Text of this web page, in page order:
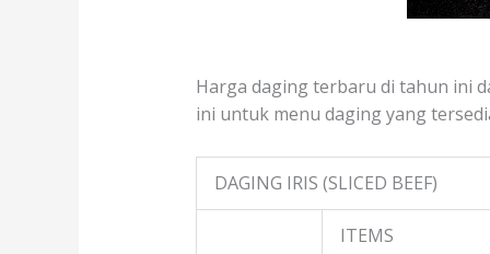
Harga daging terbaru di tahun ini
ini untuk menu daging yang
DAGING IRIS (SLICED BEEF)
ITEMS